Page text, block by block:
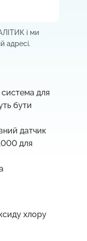
і ми
адресі.
для
бути
датчик
для
хлору